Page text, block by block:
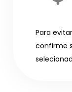
Para
confirme